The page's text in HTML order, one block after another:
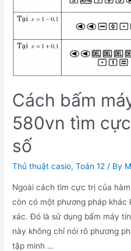
viết
trình
đi
qua
2
điểm
cực
trị
của
đồ
thị
hàm
số
Cách bấm
580vn tìm
số
Thủ thuật casio,Toán 12 / By
Ngoài cách tìm cực trị của
còn có một phương pháp khác
xác. Đó là sử dụng bấm máy
này không chỉ nói rõ phương
tập minh …